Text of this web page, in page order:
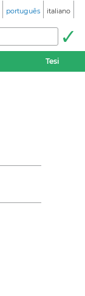
português italiano
Tesi